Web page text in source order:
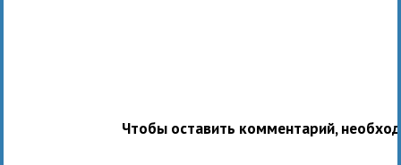
Чтобы оставить комментарий,